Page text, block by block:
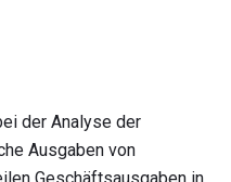
der Analyse der
Ausgaben von